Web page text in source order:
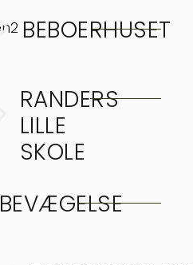
BEBOERHUSET
RANDERS
LILLE
SKOLE
BEVÆGELSE